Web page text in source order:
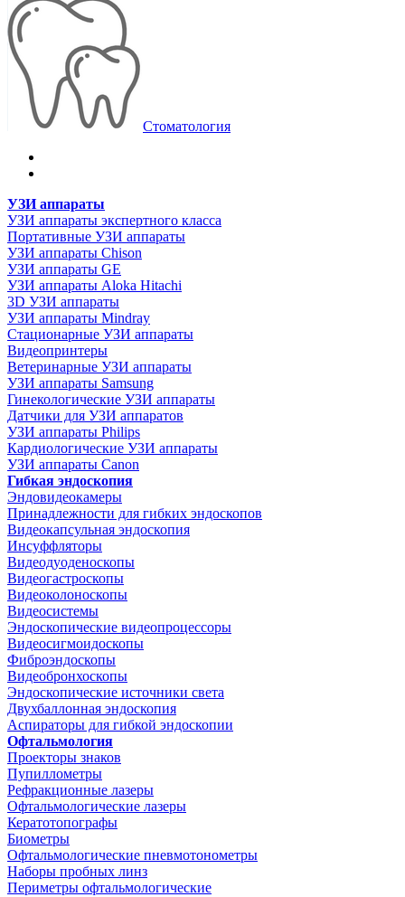
Стоматология
УЗИ аппараты
УЗИ аппараты экспертного класса
Портативные УЗИ аппараты
УЗИ аппараты Chison
УЗИ аппараты GE
УЗИ аппараты Aloka Hitachi
3D УЗИ аппараты
УЗИ аппараты Mindray
Стационарные УЗИ аппараты
Видеопринтеры
Ветеринарные УЗИ аппараты
УЗИ аппараты Samsung
Гинекологические УЗИ аппараты
Датчики для УЗИ аппаратов
УЗИ аппараты Philips
Кардиологические УЗИ аппараты
УЗИ аппараты Canon
Гибкая эндоскопия
Эндовидеокамеры
Принадлежности для гибких эндоскопов
Видеокапсульная эндоскопия
Инсуффляторы
Видеодуоденоскопы
Видеогастроскопы
Видеоколоноскопы
Видеосистемы
Эндоскопические видеопроцессоры
Видеосигмоидоскопы
Фиброэндоскопы
Видеобронхоскопы
Эндоскопические источники света
Двухбаллонная эндоскопия
Аспираторы для гибкой эндоскопии
Офтальмология
Проекторы знаков
Пупиллометры
Рефракционные лазеры
Офтальмологические лазеры
Кератотопографы
Биометры
Офтальмологические пневмотонометры
Наборы пробных линз
Периметры офтальмологические